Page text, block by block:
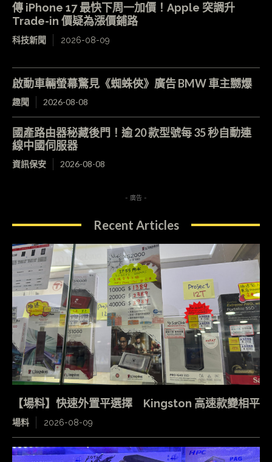
傳 iPhone 17 最快下周一加價！Apple 突調升
Trade-in 價疑為漲價鋪路
科技新聞 2026-08-09
啟動車輛螢幕驚見《蜘蛛俠》廣告 BMW 車主嬲爆
趣聞 2026-08-08
國產路由器秘藏後門！逾 20 款型號每 35 秒自動連
線中國伺服器
資訊保安 2026-08-08
- 廣告 -
Recent Articles
【場料】快速外置平選擇 Kingston 高速款變相平
場料 2026-08-09